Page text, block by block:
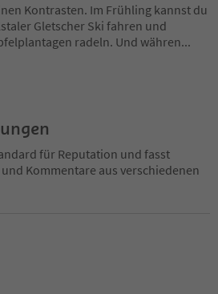
Kontrasten. Im Frühling kannst du
Gletscher Ski fahren und
radeln. Und währen...
für Reputation und fasst
Kommentare aus verschiedenen